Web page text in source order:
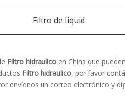
Filtro de Iiquid
Filtro hidraulico en China que
Filtro hidraulico, por favor
envíenos un correo electrónico y